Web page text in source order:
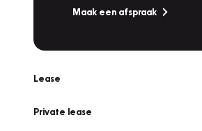
Maak een afspraak
Lease
Private lease